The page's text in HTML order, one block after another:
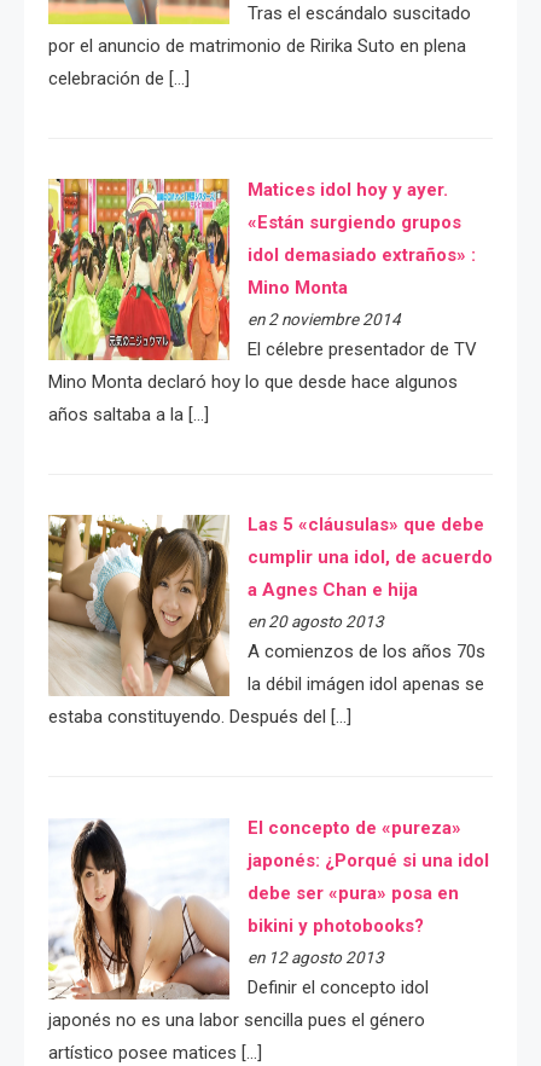
Tras el escándalo suscitado
por el anuncio de matrimonio de Ririka Suto en plena
celebración de […]
Matices idol hoy y ayer.
«Están surgiendo grupos
idol demasiado extraños» :
Mino Monta
en 2 noviembre 2014
El célebre presentador de TV
Mino Monta declaró hoy lo que desde hace algunos
años saltaba a la […]
Las 5 «cláusulas» que debe
cumplir una idol, de acuerdo
a Agnes Chan e hija
en 20 agosto 2013
A comienzos de los años 70s
la débil imágen idol apenas se
estaba constituyendo. Después del […]
El concepto de «pureza»
japonés: ¿Porqué si una idol
debe ser «pura» posa en
bikini y photobooks?
en 12 agosto 2013
Definir el concepto idol
japonés no es una labor sencilla pues el género
artístico posee matices […]